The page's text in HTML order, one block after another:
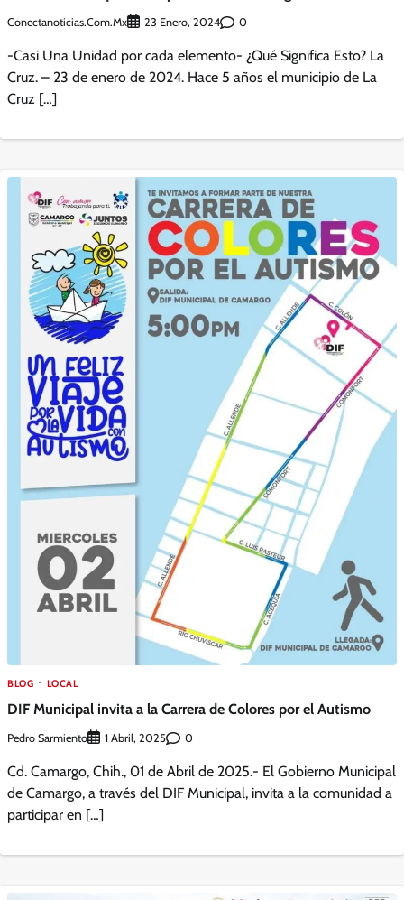
Conectanoticias.com.mx 23 Enero, 2024 0
-Casi Una Unidad por cada elemento- ¿Qué Significa Esto? La
Cruz. – 23 de enero de 2024. Hace 5 años el municipio de La
Cruz […]
BLOG LOCAL
DIF Municipal invita a la Carrera de Colores por el Autismo
Pedro Sarmiento 1 Abril, 2025 0
Cd. Camargo, Chih., 01 de Abril de 2025.- El Gobierno Municipal
de Camargo, a través del DIF Municipal, invita a la comunidad a
participar en […]